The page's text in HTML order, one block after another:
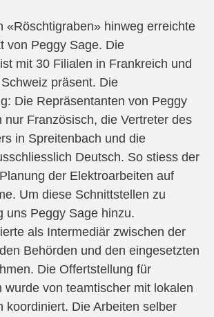
«Röschtigraben» hinweg erreichte
von Peggy Sage. Die
mit 30 Filialen in Frankreich und
präsent. Die
Die Repräsentanten von Peggy
nur Französisch, die Vertreter des
in Spreitenbach und die
Deutsch. So stiess der
der Elektroarbeiten auf
Um diese Schnittstellen zu
uns Peggy Sage hinzu.
als Intermediär zwischen der
Behörden und den eingesetzten
Die Offertstellung für
wurde von teamtischer mit lokalen
koordiniert. Die Arbeiten selber